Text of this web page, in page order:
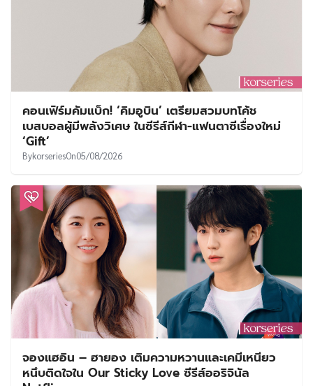
คอนเฟิร์มคัมแบ็ก! ‘คิมอูบิน’ เตรียมสวมบทโค้ช
เบสบอลผู้มีพลังวิเศษ ในซีรีส์กีฬา-แฟนตาซีเรื่องใหม่
‘Gift’
BykorseriesOn05/08/2026
จองแฮอิน – ฮายอง เติมความหวานและเคมีเหนียว
หนึบติดใจใน Our Sticky Love ซีรีส์ออริจินัล